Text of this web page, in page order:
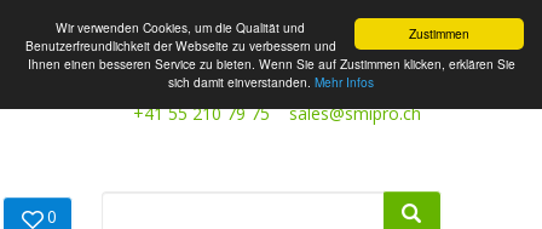
Zustimmen
Wir verwenden Cookies, um die Qualität und
Benutzerfreundlichkeit der Webseite zu verbessern und
Ihnen einen besseren Service zu bieten. Wenn Sie auf Zustimmen klicken, erklären Sie
sich damit einverstanden. Mehr Infos
+41 55 210 79 75 sales@smipro.ch
0